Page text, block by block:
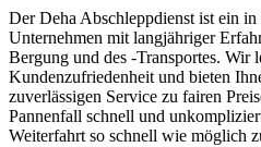
Der Deha Abschleppdienst ist ein in
Unternehmen mit langjähriger
Bergung und des -Transportes. Wir
Kundenzufriedenheit und bieten
zuverlässigen Service zu fairen
Pannenfall schnell und
Weiterfahrt so schnell wie möglich